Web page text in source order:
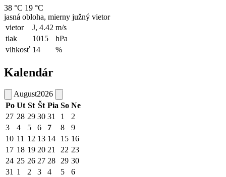
38 °C 19 °C
jasná obloha, mierny južný vietor
vietor
J, 4.42 m/s
tlak
1015
hPa
vlhkosť 14 %
Kalendár
August2026
Po Ut St Št Pia So Ne
27 28 29 30 31 1
2
3
4 5 6 7 8
9
10 11 12 13 14 15 16
17 18 19 20 21 22 23
24 25 26 27 28 29 30
31 1 2 3 4 5 6